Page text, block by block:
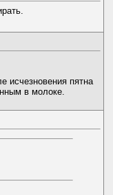
исчезновения пятна
в молоке.